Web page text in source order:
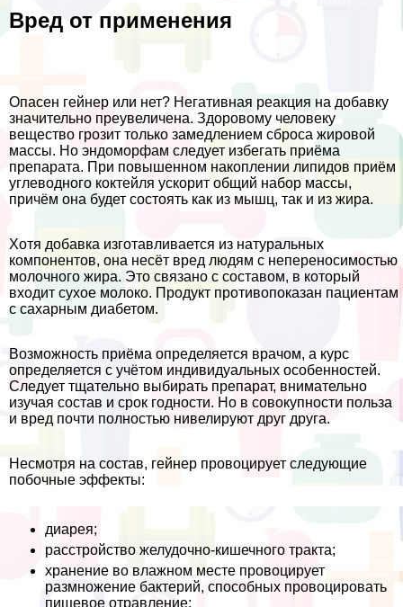
Вред от применения
Опасен гeйнер или нет? Негативная реакция на добавку
значительно преувеличена. Здоровому человеку
вещество грозит только замедлением сброса жировой
массы. Но эндоморфам следует избегать приёма
препарата. При повышенном накоплении липидов приём
углеводного коктейля ускорит общий набор массы,
причём она будет состоять как из мышц, так и из жира.
Хотя добавка изготавливается из натуральных
компонентов, она несёт вред людям с непереносимостью
молочного жира. Это связано с составом, в который
входит сухое молоко. Продукт противопоказан пациентам
с сахарным диабетом.
Возможность приёма определяется врачом, а курс
определяется с учётом индивидуальных особенностей.
Следует тщательно выбирать препарат, внимательно
изучая состав и срок годности. Но в совокупности польза
и вред почти полностью нивелируют друг друга.
Несмотря на состав, гeйнер провоцирует следующие
побочные эффекты:
диарея;
расстройство желудочно-кишечного тpaкта;
хранение во влажном месте провоцирует
размножение бактерий, способных провоцировать
пищевое отравление;